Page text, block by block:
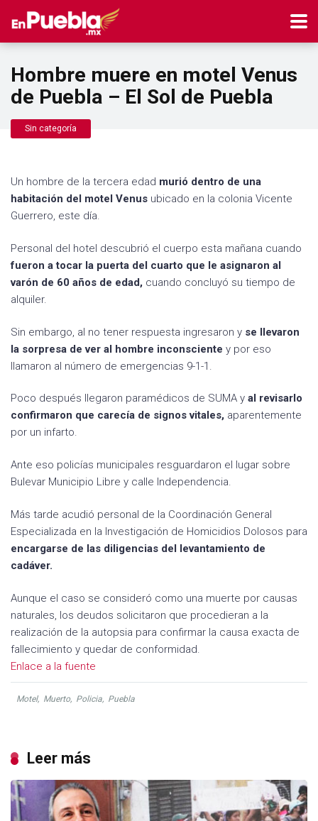
Hombre muere en motel Venus
de Puebla – El Sol de Puebla
Sin categoría
Un hombre de la tercera edad murió dentro de una
habitación del motel Venus ubicado en la colonia Vicente
Guerrero, este día.
Personal del hotel descubrió el cuerpo esta mañana cuando
fueron a tocar la puerta del cuarto que le asignaron al
varón de 60 años de edad, cuando concluyó su tiempo de
alquiler.
Sin embargo, al no tener respuesta ingresaron y se llevaron
la sorpresa de ver al hombre inconsciente y por eso
llamaron al número de emergencias 9-1-1.
Poco después llegaron paramédicos de SUMA y al revisarlo
confirmaron que carecía de signos vitales, aparentemente
por un infarto.
Ante eso policías municipales resguardaron el lugar sobre
Bulevar Municipio Libre y calle Independencia.
Más tarde acudió personal de la Coordinación General
Especializada en la Investigación de Homicidios Dolosos para
encargarse de las diligencias del levantamiento de
cadáver.
Aunque el caso se consideró como una muerte por causas
naturales, los deudos solicitaron que procedieran a la
realización de la autopsia para confirmar la causa exacta de
fallecimiento y quedar de conformidad.
Enlace a la fuente
Motel, Muerto, Policia, Puebla
Leer más